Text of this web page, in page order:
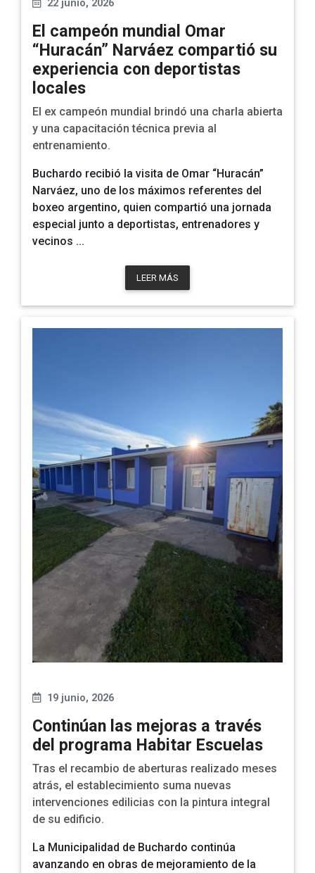
22 junio, 2026
El campeón mundial Omar
“Huracán” Narváez compartió su
experiencia con deportistas
locales
El ex campeón mundial brindó una charla abierta
y una capacitación técnica previa al
entrenamiento.
Buchardo recibió la visita de Omar “Huracán”
Narváez, uno de los máximos referentes del
boxeo argentino, quien compartió una jornada
especial junto a deportistas, entrenadores y
vecinos ...
LEER MÁS
19 junio, 2026
Continúan las mejoras a través
del programa Habitar Escuelas
Tras el recambio de aberturas realizado meses
atrás, el establecimiento suma nuevas
intervenciones edilicias con la pintura integral
de su edificio.
La Municipalidad de Buchardo continúa
avanzando en obras de mejoramiento de la